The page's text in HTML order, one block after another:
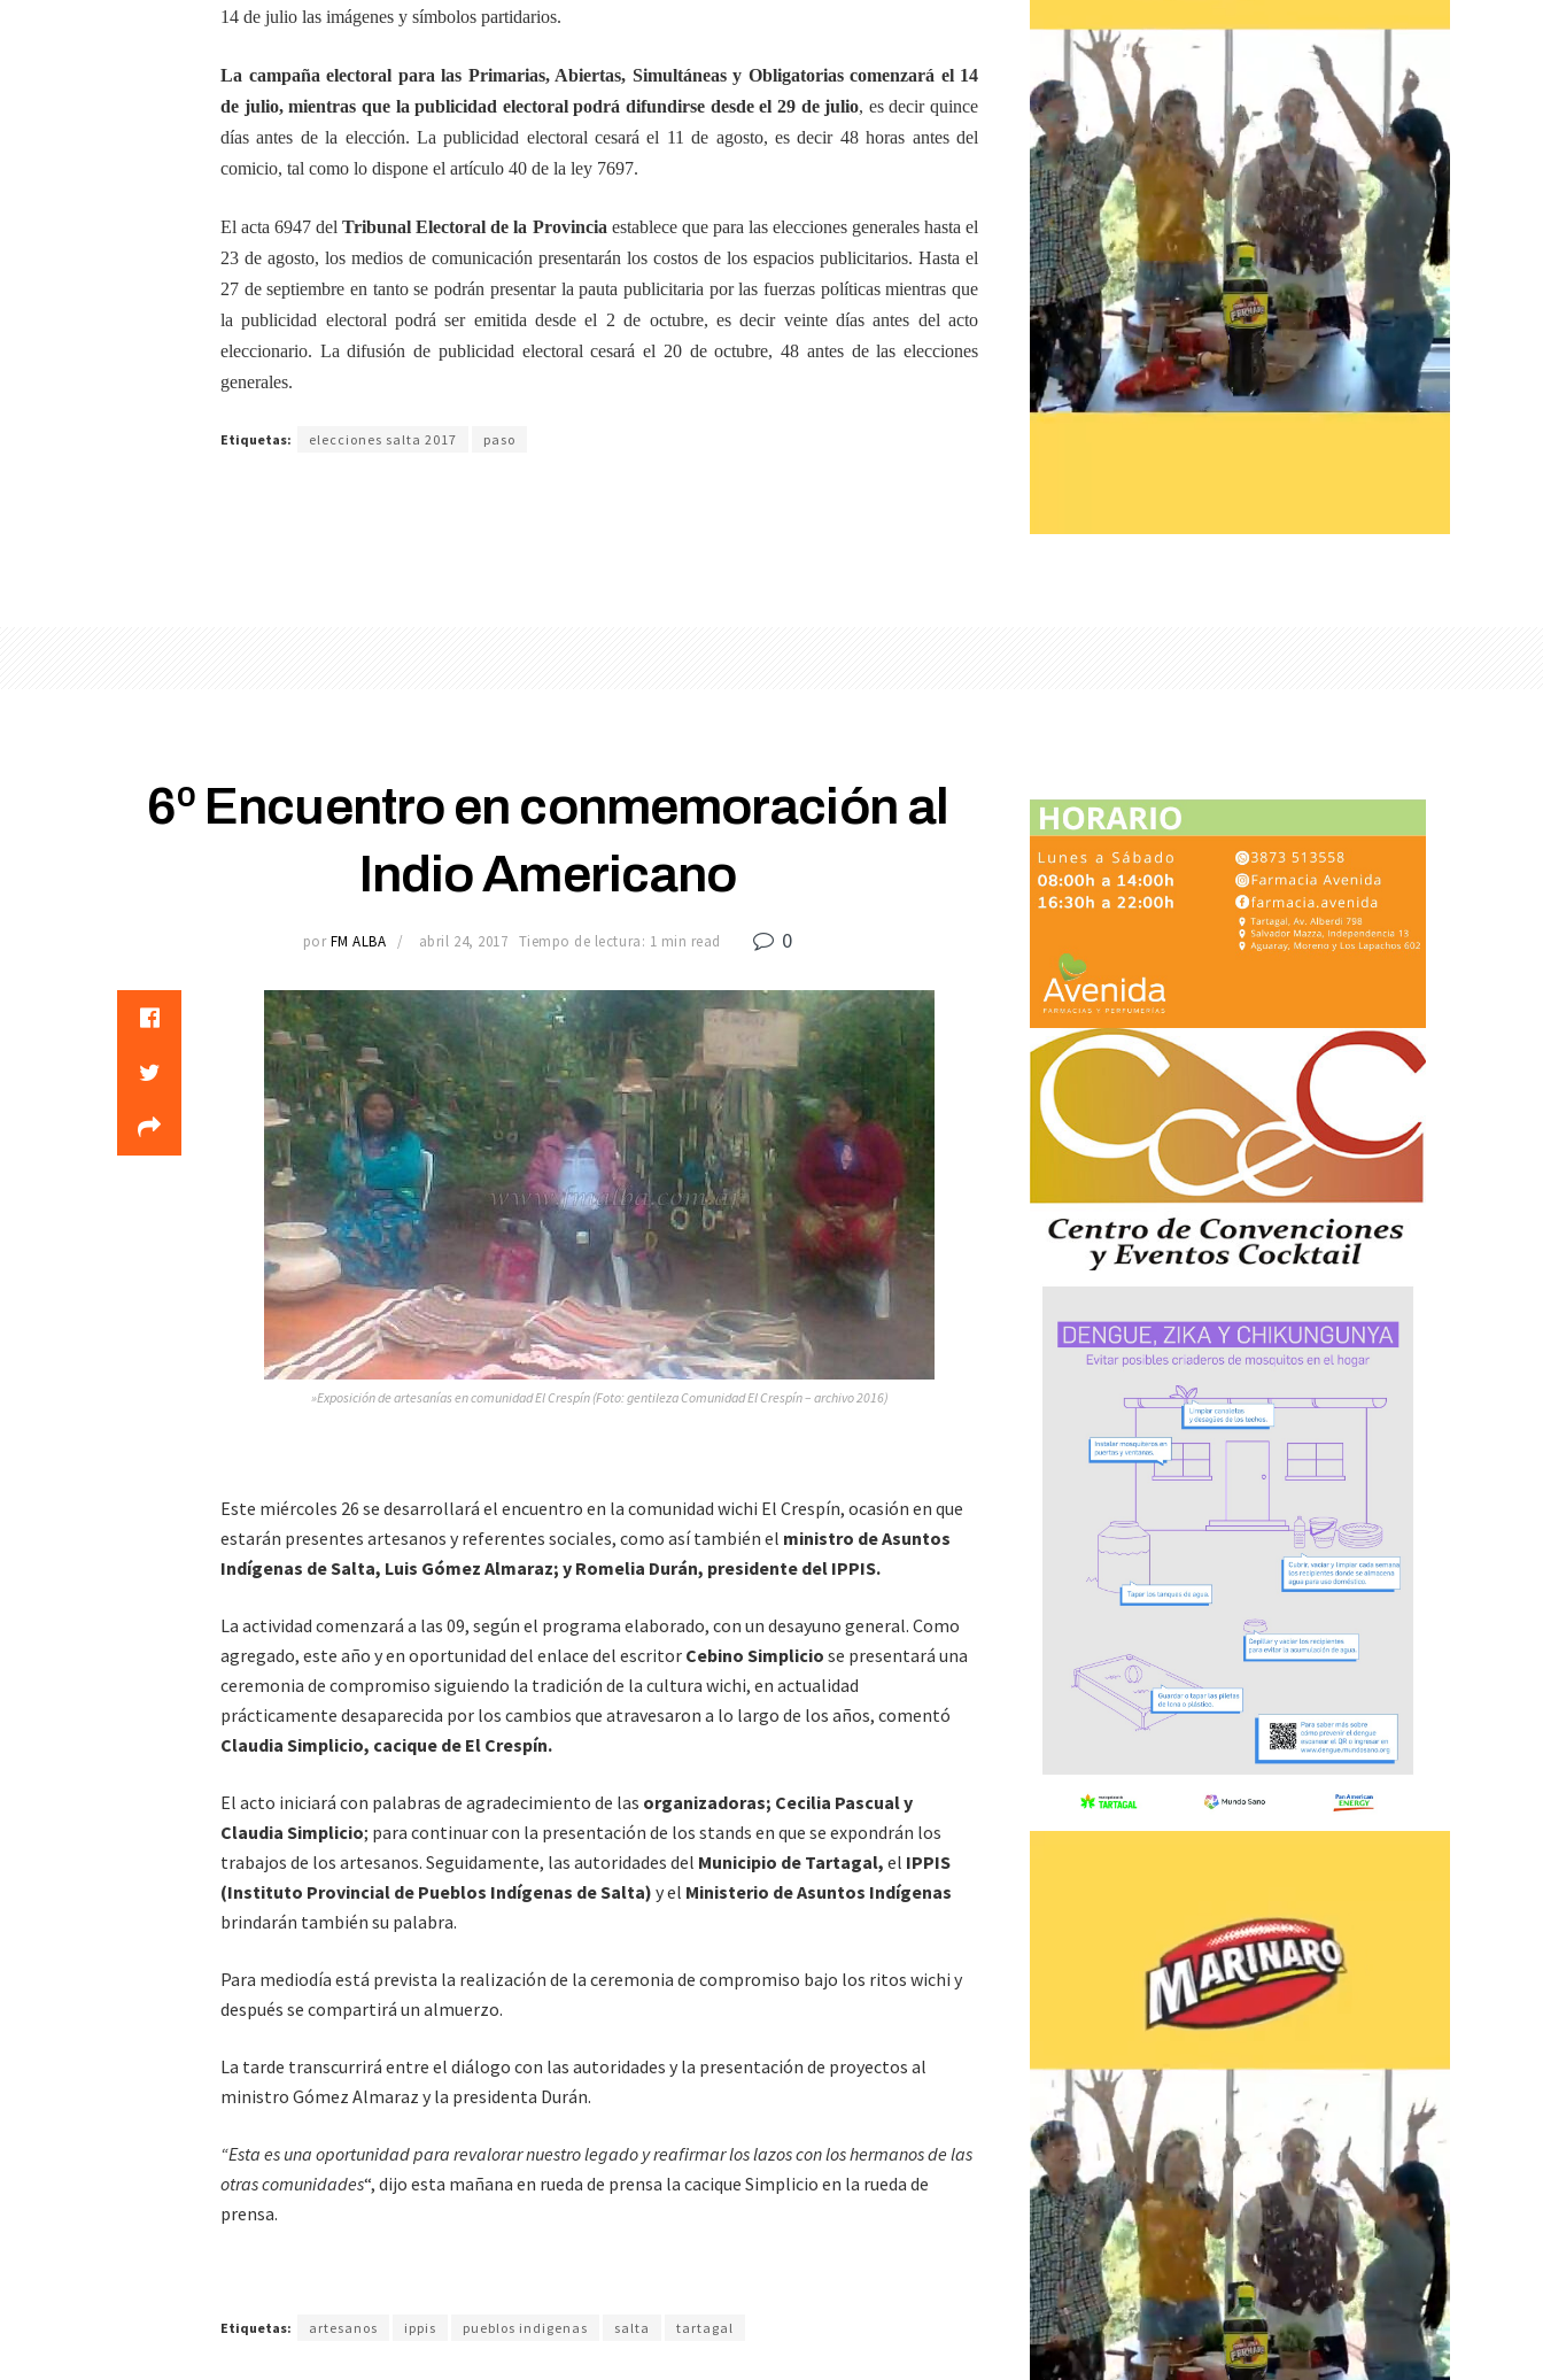
14 de julio las imágenes y símbolos partidarios.
La campaña electoral para las Primarias, Abiertas, Simultáneas y Obligatorias comenzará el 14
de julio, mientras que la publicidad electoral podrá difundirse desde el 29 de julio, es decir quince
días antes de la elección. La publicidad electoral cesará el 11 de agosto, es decir 48 horas antes del
comicio, tal como lo dispone el artículo 40 de la ley 7697.
El acta 6947 delTribunal Electoral de la Provincia establece que para las elecciones generales hasta el
23 de agosto, los medios de comunicación presentarán los costos de los espacios publicitarios. Hasta el
27 de septiembre en tanto se podrán presentar la pauta publicitaria por las fuerzas políticas mientras que
la publicidad electoral podrá ser emitida desde el 2 de octubre, es decir veinte días antes del acto
eleccionario. La difusión de publicidad electoral cesará el 20 de octubre, 48 antes de las elecciones
generales.
Etiquetas: elecciones salta 2017 paso
6º Encuentro en conmemoración al
Indio Americano
por FM ALBA abril 24, 2017 Tiempo de lectura: 1 min read 0
»Exposición de artesanías en comunidad El Crespín (Foto: gentileza Comunidad El Crespín – archivo 2016)
Este miércoles 26 se desarrollará el encuentro en la comunidad wichi El Crespín, ocasión en que
estarán presentes artesanos y referentes sociales, como así también el ministro de Asuntos
Indígenas de Salta, Luis Gómez Almaraz; y Romelia Durán, presidente del IPPIS.
La actividad comenzará a las 09, según el programa elaborado, con un desayuno general. Como
agregado, este año y en oportunidad del enlace del escritor Cebino Simplicio se presentará una
ceremonia de compromiso siguiendo la tradición de la cultura wichi, en actualidad
prácticamente desaparecida por los cambios que atravesaron a lo largo de los años, comentó
Claudia Simplicio, cacique de El Crespín.
El acto iniciará con palabras de agradecimiento de las organizadoras; Cecilia Pascual y
Claudia Simplicio; para continuar con la presentación de los stands en que se expondrán los
trabajos de los artesanos. Seguidamente, las autoridades del Municipio de Tartagal, el IPPIS
(Instituto Provincial de Pueblos Indígenas de Salta) y el Ministerio de Asuntos Indígenas
brindarán también su palabra.
Para mediodía está prevista la realización de la ceremonia de compromiso bajo los ritos wichi y
después se compartirá un almuerzo.
La tarde transcurrirá entre el diálogo con las autoridades y la presentación de proyectos al
ministro Gómez Almaraz y la presidenta Durán.
“Esta es una oportunidad para revalorar nuestro legado y reafirmar los lazos con los hermanos de las
otras comunidades“, dijo esta mañana en rueda de prensa la cacique Simplicio en la rueda de
prensa.
Etiquetas: artesanos ippis pueblos indigenas salta tartagal